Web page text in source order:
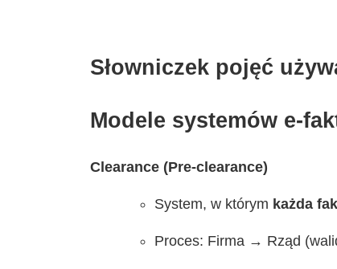
Słowniczek pojęć
Modele systemów e-
Clearance (Pre-clearance)
System, w którym każda
Proces: Firma → Rząd